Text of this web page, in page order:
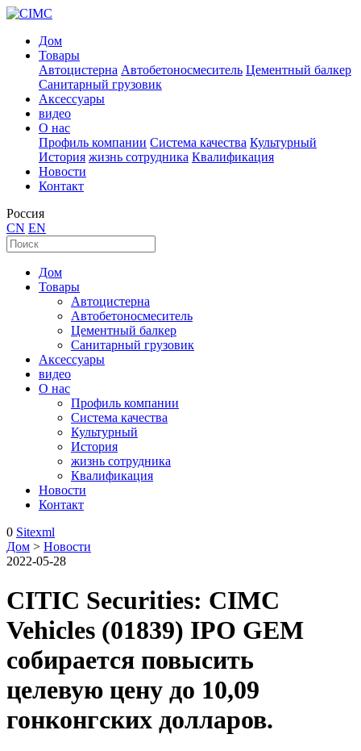
Дом
Товары
Автоцистерна Автобетоносмеситель Цементный балкер
Санитарный грузовик
Аксессуары
видео
О нас
Профиль компании Система качества Культурный
История жизнь сотрудника Квалификация
Новости
Контакт
Россия
CN EN
Дом
Товары
Автоцистерна
Автобетоносмеситель
Цементный балкер
Санитарный грузовик
Аксессуары
видео
О нас
Профиль компании
Система качества
Культурный
История
жизнь сотрудника
Квалификация
Новости
Контакт
0 Sitexml
Дом > Новости
2022-05-28
CITIC Securities: CIMC
Vehicles (01839) IPO GEM
собирается повысить
целевую цену до 10,09
гонконгских долларов.